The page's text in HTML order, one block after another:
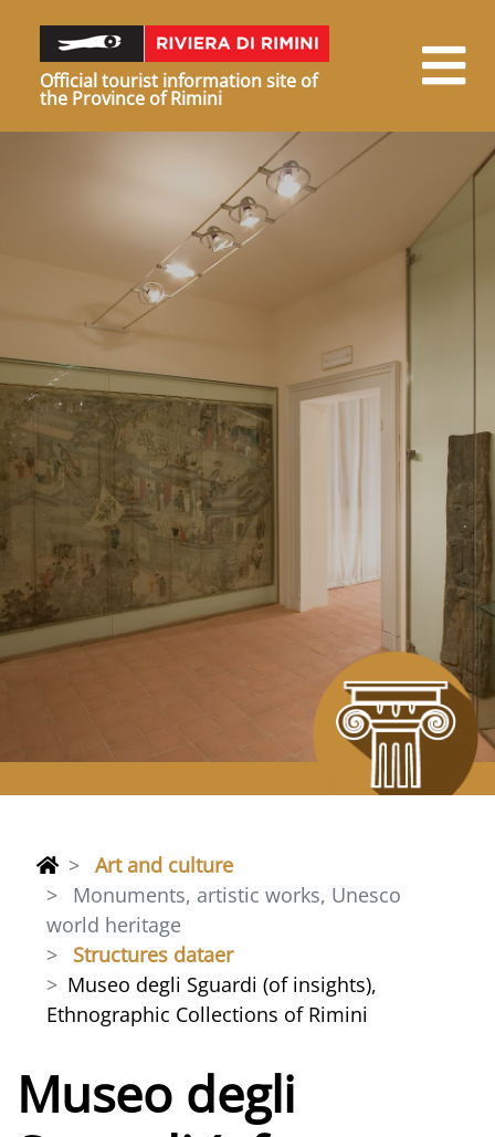
Official tourist information site of
the Province of Rimini
Art and culture
Monuments, artistic works, Unesco
world heritage
Structures dataer
Museo degli Sguardi (of insights),
Ethnographic Collections of Rimini
Museo degli